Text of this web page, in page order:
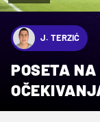
J. TERZIĆ
POSETA